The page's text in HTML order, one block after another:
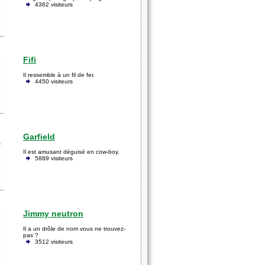
4362 visiteurs
Fifi
Il ressemble à un fil de fer.
4450 visiteurs
Garfield
Il est amusant déguisé en cow-boy.
5889 visiteurs
Jimmy neutron
Il a un drôle de nom vous ne trouvez-
pas ?
3512 visiteurs